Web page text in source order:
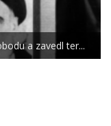
a zavedl ter...